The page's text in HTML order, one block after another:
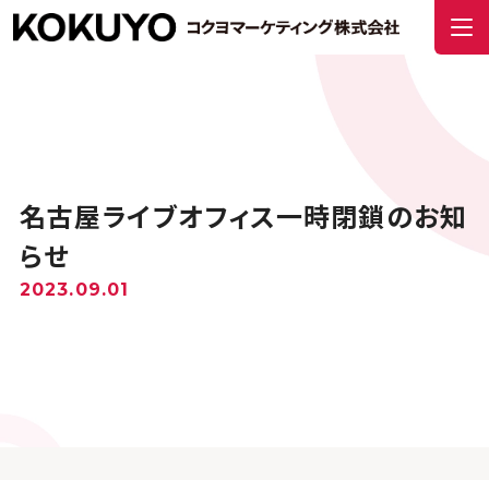
名古屋ライブオフィス一時閉鎖のお知
らせ
2023.09.01